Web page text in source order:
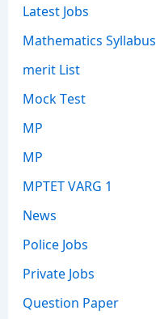
Latest Jobs
Mathematics Syllabus
merit List
Mock Test
MP
MP
MPTET VARG 1
News
Police Jobs
Private Jobs
Question Paper